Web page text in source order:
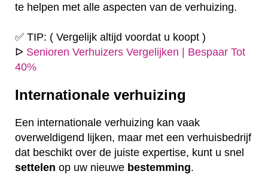
te helpen met alle aspecten van de verhuizing.
✅ TIP: ( Vergelijk altijd voordat u koopt )
ᐅ Senioren Verhuizers Vergelijken | Bespaar Tot
40%
Internationale verhuizing
Een internationale verhuizing kan vaak
overweldigend lijken, maar met een verhuisbedrijf
dat beschikt over de juiste expertise, kunt u snel
settelen op uw nieuwe bestemming.